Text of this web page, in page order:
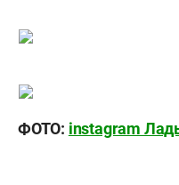
ФОТО: instagram